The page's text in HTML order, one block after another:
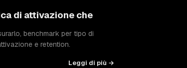
di attivazione che
benchmark per tipo di
e retention.
Leggi di più →